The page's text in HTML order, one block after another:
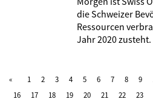
die Schweizer
Ressourcen
Jahr 2020 zusteht.
1 2 3 4 5 6 7 8 9
16
17 18 19 20 21 22 23